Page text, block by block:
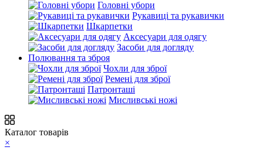
Головні убори
Рукавиці та рукавички
Шкарпетки
Аксесуари для одягу
Засоби для догляду
Полювання та зброя
Чохли для зброї
Ремені для зброї
Патронташі
Мисливські ножі
Каталог товарів
×